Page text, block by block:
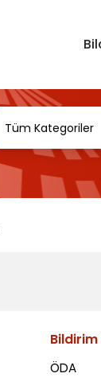
Tüm Kategoriler
Bildirim
ÖDA